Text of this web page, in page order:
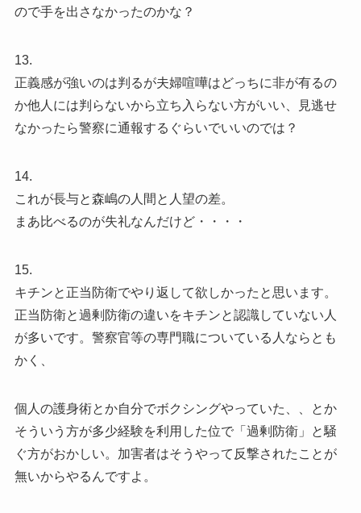
ので手を出さなかったのかな？
13.
正義感が強いのは判るが夫婦喧嘩はどっちに非が有るの
か他人には判らないから立ち入らない方がいい、見逃せ
なかったら警察に通報するぐらいでいいのでは？
14.
これが長与と森嶋の人間と人望の差。
まあ比べるのが失礼なんだけど・・・・
15.
キチンと正当防衛でやり返して欲しかったと思います。
正当防衛と過剰防衛の違いをキチンと認識していない人
が多いです。警察官等の専門職についている人ならとも
かく、
個人の護身術とか自分でボクシングやっていた、、とか
そういう方が多少経験を利用した位で「過剰防衛」と騒
ぐ方がおかしい。加害者はそうやって反撃されたことが
無いからやるんですよ。